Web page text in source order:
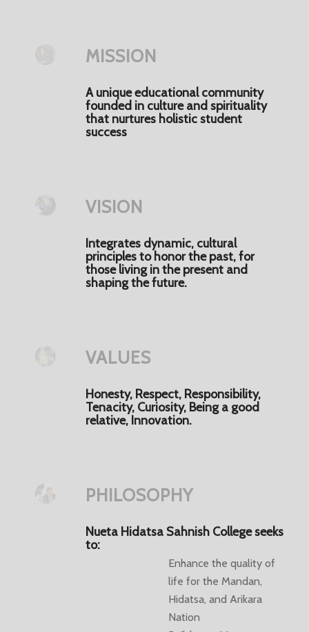
MISSION
A unique educational community
founded in culture and spirituality
that nurtures holistic student
success
VISION
Integrates dynamic, cultural
principles to honor the past, for
those living in the present and
shaping the future.
VALUES
Honesty, Respect, Responsibility,
Tenacity, Curiosity, Being a good
relative, Innovation.
PHILOSOPHY
Nueta Hidatsa Sahnish College seeks
to:
Enhance the quality of
life for the Mandan,
Hidatsa, and Arikara
Nation